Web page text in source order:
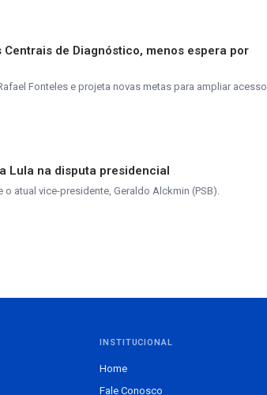
de Diagnóstico, menos espera por
Fonteles e projeta novas metas para ampliar acesso
Lula na disputa presidencial
atual vice-presidente, Geraldo Alckmin (PSB).
INSTITUCIONAL
Home
Fale Conosco